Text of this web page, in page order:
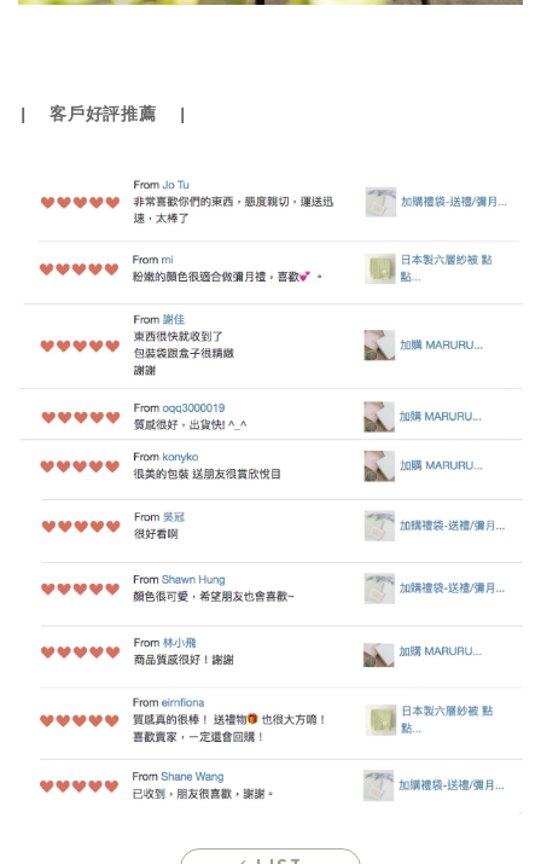
| 客戶好評推薦 |